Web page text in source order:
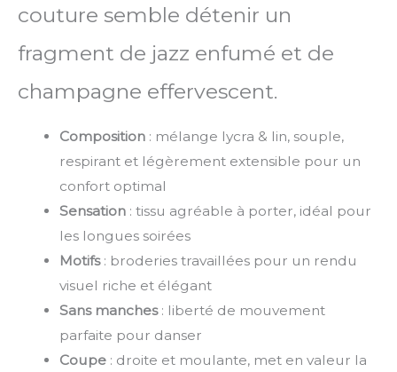
couture semble détenir un
fragment de jazz enfumé et de
champagne effervescent.
Composition: mélange lycra & lin, souple,
respirant et légèrement extensible pour un
confort optimal
Sensation: tissu agréable à porter, idéal pour
les longues soirées
Motifs: broderies travaillées pour un rendu
visuel riche et élégant
Sans manches: liberté de mouvement
parfaite pour danser
Coupe: droite et moulante, met en valeur la